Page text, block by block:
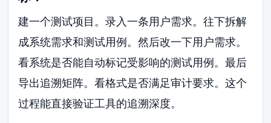
建一个测试项目。录入一条用户需求。往下拆解
成系统需求和测试用例。然后改一下用户需求。
看系统是否能自动标记受影响的测试用例。最后
导出追溯矩阵。看格式是否满足审计要求。这个
过程能直接验证工具的追溯深度。